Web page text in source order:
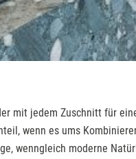
mit jedem Zuschnitt für
wenn es ums
wenngleich moderne